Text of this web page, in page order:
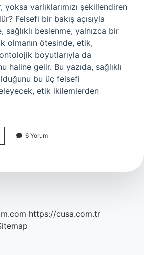
yoksa varlıklarımızı şekillendiren
Felsefi bir bakış açısıyla
sağlıklı beslenme, yalnızca bir
olmanın ötesinde, etik,
boyutlarıyla da
haline gelir. Bu yazıda, sağlıklı
bu üç felsefi
etik ikilemlerden
6 Yorum
https://cusa.com.tr